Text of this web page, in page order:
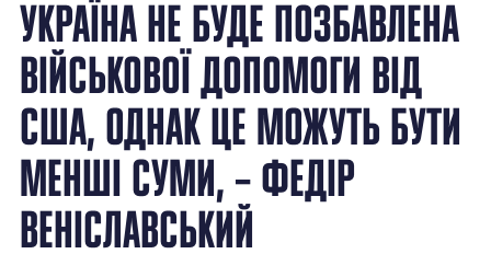
УКРАЇНА НЕ БУДЕ ПОЗБАВЛЕНА
ВІЙСЬКОВОЇ ДОПОМОГИ ВІД
США, ОДНАК ЦЕ МОЖУТЬ БУТИ
МЕНШІ СУМИ, – ФЕДІР
ВЕНІСЛАВСЬКИЙ